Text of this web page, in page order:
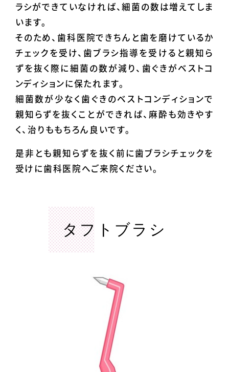
ラシができていなければ、細菌の数は増えてしま
います。
そのため、歯科医院できちんと歯を磨けているか
チェックを受け、歯ブラシ指導を受けると親知ら
ずを抜く際に細菌の数が減り、歯ぐきがベストコ
ンディションに保たれます。
細菌数が少なく歯ぐきのベストコンディションで
親知らずを抜くことができれば、麻酔も効きやす
く、治りももちろん良いです。
是非とも親知らずを抜く前に歯ブラシチェックを
受けに歯科医院へご来院ください。
タフトブラシ